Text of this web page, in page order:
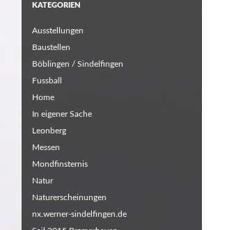
KATEGORIEN
Ausstellungen
Baustellen
Böblingen / Sindelfingen
Fussball
Home
In eigener Sache
Leonberg
Messen
Mondfinsternis
Natur
Naturerscheinungen
nx.werner-sindelfingen.de